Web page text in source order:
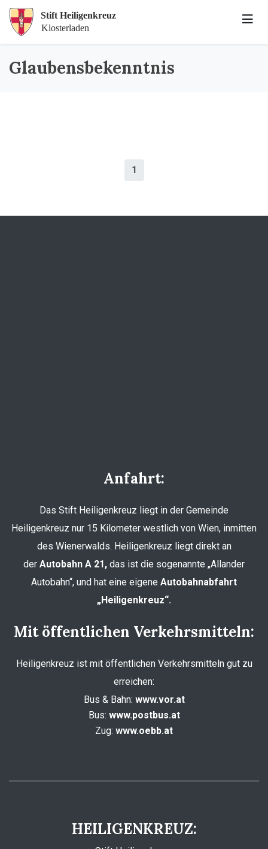
Glaubensbekenntnis
1
Anfahrt:
Das Stift Heiligenkreuz liegt in der Gemeinde
Heiligenkreuz nur 15 Kilometer westlich von Wien, inmitten
des Wienerwalds. Heiligenkreuz liegt direkt an
der Autobahn A 21, das ist die sogenannte „Allander
Autobahn“, und hat eine eigene Autobahnabfahrt
„Heiligenkreuz“.
Mit öffentlichen Verkehrsmitteln:
Heiligenkreuz ist mit öffentlichen Verkehrsmitteln gut zu
erreichen:
Bus & Bahn: www.vor.at
Bus: www.postbus.at
Zug: www.oebb.at
HEILIGENKREUZ: